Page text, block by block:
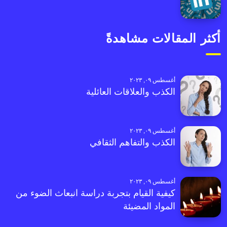
أكثر المقالات مشاهدةً
أغسطس ٠٩, ٢٠٢٣
الكذب والعلاقات العائلية
أغسطس ٠٩, ٢٠٢٣
الكذب والتفاهم الثقافي
أغسطس ٠٩, ٢٠٢٣
كيفية القيام بتجربة دراسة انبعاث الضوء من
المواد المضيئة